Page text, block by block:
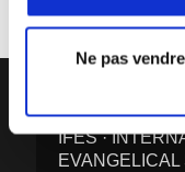
Ne pas
Nous
IFES ·